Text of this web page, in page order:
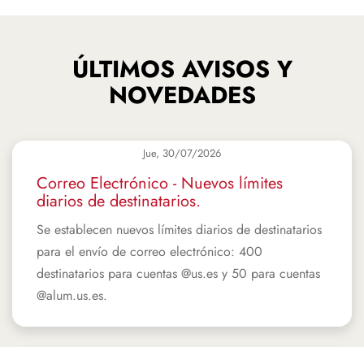
ÚLTIMOS AVISOS Y
NOVEDADES
Jue, 30/07/2026
Correo Electrónico - Nuevos límites
diarios de destinatarios.
Se establecen nuevos límites diarios de destinatarios
para el envío de correo electrónico: 400
destinatarios para cuentas @us.es y 50 para cuentas
@alum.us.es.